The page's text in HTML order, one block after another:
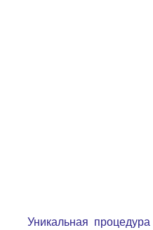
Уникальная